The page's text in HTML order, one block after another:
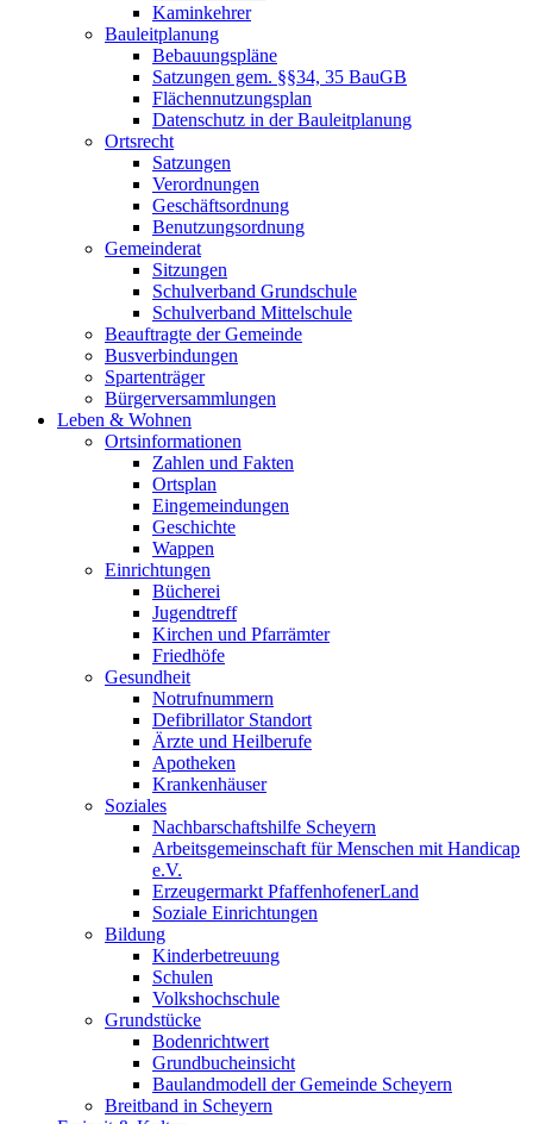
Kaminkehrer
Bauleitplanung
Bebauungspläne
Satzungen gem. §§34, 35 BauGB
Flächennutzungsplan
Datenschutz in der Bauleitplanung
Ortsrecht
Satzungen
Verordnungen
Geschäftsordnung
Benutzungsordnung
Gemeinderat
Sitzungen
Schulverband Grundschule
Schulverband Mittelschule
Beauftragte der Gemeinde
Busverbindungen
Spartenträger
Bürgerversammlungen
Leben & Wohnen
Ortsinformationen
Zahlen und Fakten
Ortsplan
Eingemeindungen
Geschichte
Wappen
Einrichtungen
Bücherei
Jugendtreff
Kirchen und Pfarrämter
Friedhöfe
Gesundheit
Notrufnummern
Defibrillator Standort
Ärzte und Heilberufe
Apotheken
Krankenhäuser
Soziales
Nachbarschaftshilfe Scheyern
Arbeitsgemeinschaft für Menschen mit Handicap
e.V.
Erzeugermarkt PfaffenhofenerLand
Soziale Einrichtungen
Bildung
Kinderbetreuung
Schulen
Volkshochschule
Grundstücke
Bodenrichtwert
Grundbucheinsicht
Baulandmodell der Gemeinde Scheyern
Breitband in Scheyern